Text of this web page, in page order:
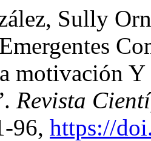
Sully
motivación
Revista
96, https://